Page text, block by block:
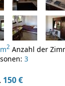
2 Anzahl der
3
150 €